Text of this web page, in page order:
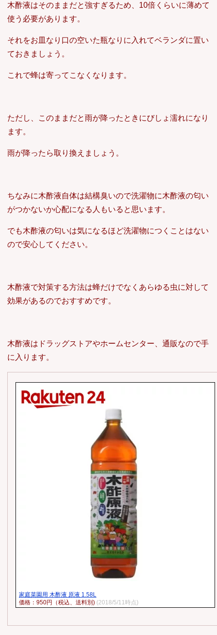
木酢液はそのままだと強すぎるため、10倍くらいに薄めて
使う必要があります。
それをお皿なり口の空いた瓶なりに入れてベランダに置い
ておきましょう。
これで蜂は寄ってこなくなります。
ただし、このままだと雨が降ったときにびしょ濡れになり
ます。
雨が降ったら取り換えましょう。
ちなみに木酢液自体は結構臭いので洗濯物に木酢液の匂い
がつかないか心配になる人もいると思います。
でも木酢液の匂いは気になるほど洗濯物につくことはない
ので安心してください。
木酢液で対策する方法は蜂だけでなくあらゆる虫に対して
効果があるのでおすすめです。
木酢液はドラッグストアやホームセンター、通販なので手
に入ります。
家庭菜園用 木酢液 原液 1.58L
価格：950円（税込、送料別) (2018/5/11時点)